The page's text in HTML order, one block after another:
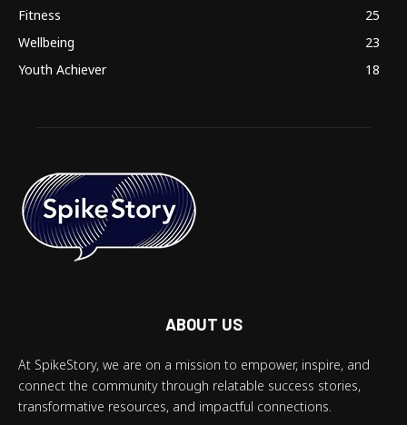
Fitness
25
Wellbeing
23
Youth Achiever
18
ABOUT US
At SpikeStory, we are on a mission to empower, inspire, and
connect the community through relatable success stories,
transformative resources, and impactful connections.